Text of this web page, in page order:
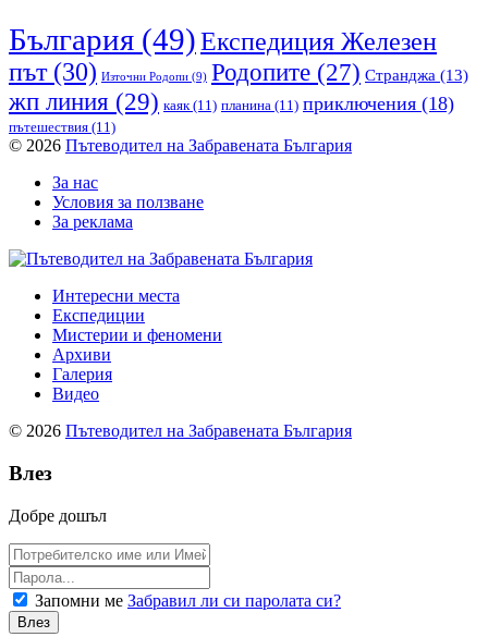
България (49)Експедиция Железен
път(30) Източни Родопи (9) Родопите (27) Странджа (13)
жп линия (29) каяк(11) планина (11) приключения (18)
пътешествия (11)
© 2026 Пътеводител на Забравената България
За нас
Условия за ползване
За реклама
Интересни места
Експедиции
Мистерии и феномени
Архиви
Галерия
Видео
© 2026 Пътеводител на Забравената България
Влез
Добре дошъл
Запомни ме Забравил ли си паролата си?